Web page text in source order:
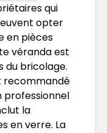
qui
opter
en pièces
véranda est
du bricolage.
recommandé
professionnel
la
en verre. La